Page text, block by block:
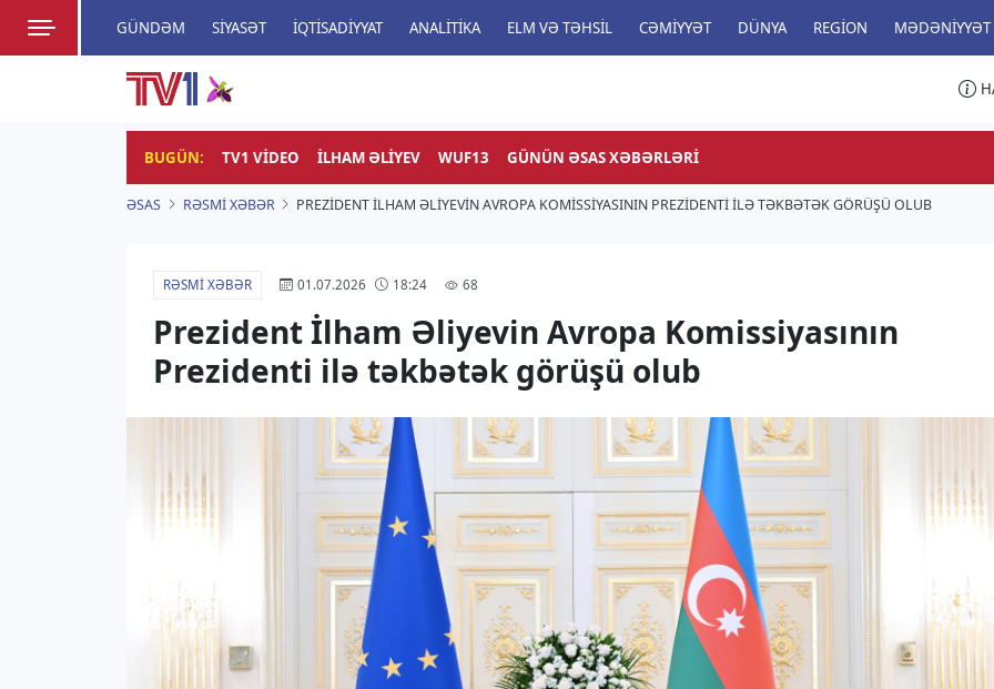
GÜNDƏM SIYASƏT İQTISADIYYAT ANALITIKA ELM VƏ TƏHSIL CƏMIYYƏT DÜNYA REGION MƏDƏNIYYƏT
HADISƏ
TV1
Zamanı bizimlə yaşa!
BUGÜN: TV1 VIDEO İLHAM ƏLIYEV WUF13 GÜNÜN ƏSAS XƏBƏRLƏRI
ƏSAS RƏSMI XƏBƏR PREZIDENT İLHAM ƏLIYEVIN AVROPA KOMISSIYASININ PREZIDENTI ILƏ TƏKBƏTƏK GÖRÜŞÜ OLUB
RƏSMI XƏBƏR 01.07.2026 18:24 68
Prezident İlham Əliyevin Avropa Komissiyasının
Prezidenti ilə təkbətək görüşü olub